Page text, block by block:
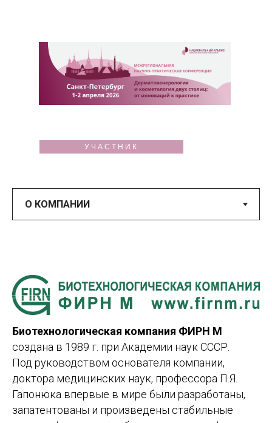
УЧАСТНИК
Биотехнологическая компания ФИРН М
создана в 1989 г. при Академии наук СССР.
Под руководством основателя компании,
доктора медицинских наук, профессора П.Я.
Гапонюка впервые в мире были разработаны,
запатентованы и произведены стабильные